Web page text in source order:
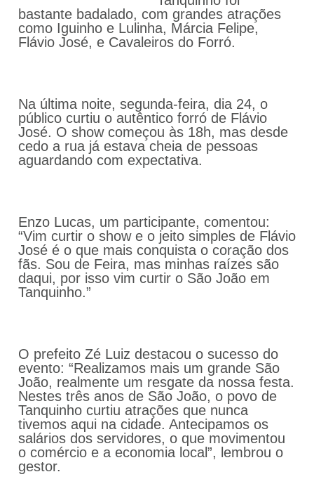
bastante badalado, com grandes atrações
como Iguinho e Lulinha, Márcia Felipe,
Flávio José, e Cavaleiros do Forró.
Na última noite, segunda-feira, dia 24, o
público curtiu o autêntico forró de Flávio
José. O show começou às 18h, mas desde
cedo a rua já estava cheia de pessoas
aguardando com expectativa.
Enzo Lucas, um participante, comentou:
“Vim curtir o show e o jeito simples de Flávio
José é o que mais conquista o coração dos
fãs. Sou de Feira, mas minhas raízes são
daqui, por isso vim curtir o São João em
Tanquinho.”
O prefeito Zé Luiz destacou o sucesso do
evento: “Realizamos mais um grande São
João, realmente um resgate da nossa festa.
Nestes três anos de São João, o povo de
Tanquinho curtiu atrações que nunca
tivemos aqui na cidade. Antecipamos os
salários dos servidores, o que movimentou
o comércio e a economia local”, lembrou o
gestor.